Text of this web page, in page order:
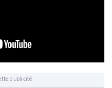
publicité